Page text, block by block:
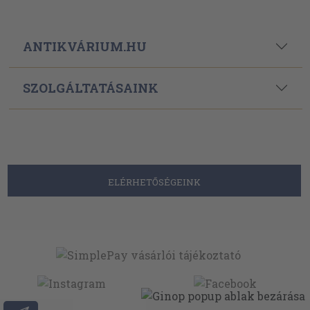
ANTIKVÁRIUM.HU
SZOLGÁLTATÁSAINK
ELÉRHETŐSÉGEINK